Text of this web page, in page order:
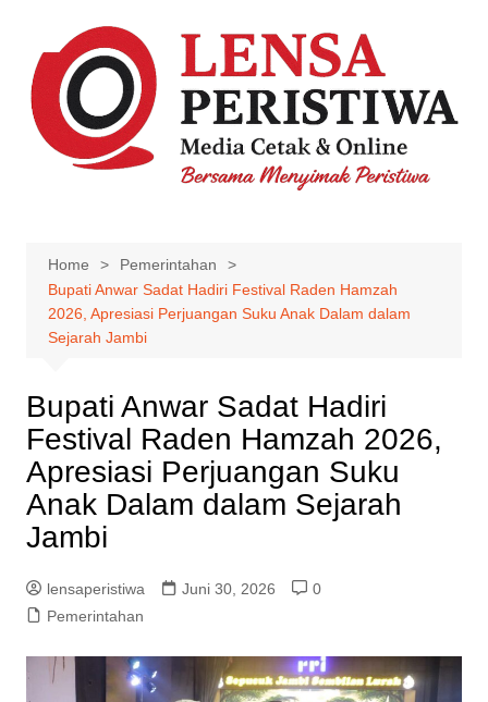
content
Home
Pemerintahan
Bupati Anwar Sadat Hadiri Festival Raden Hamzah
2026, Apresiasi Perjuangan Suku Anak Dalam dalam
Sejarah Jambi
Bupati Anwar Sadat Hadiri
Festival Raden Hamzah 2026,
Apresiasi Perjuangan Suku
Anak Dalam dalam Sejarah
Jambi
lensaperistiwa Juni 30, 2026
0
Pemerintahan